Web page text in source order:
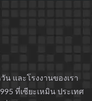
น และโรงงานของเรา
ที่เซียะเหมิน ประเทศ